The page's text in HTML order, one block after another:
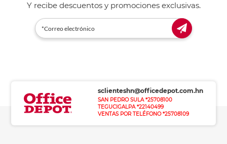
Y recibe descuentos y promociones exclusivas.
sclienteshn@officedepot.com.hn
SAN PEDRO SULA *25708100
TEGUCIGALPA *22140499
VENTAS POR TELÉFONO *25708109